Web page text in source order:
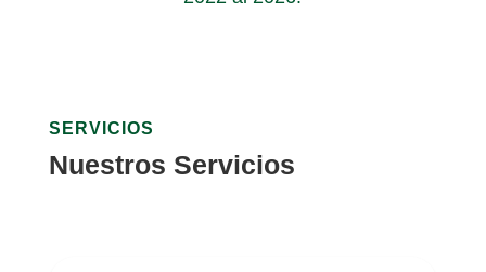
SERVICIOS
Nuestros Servicios